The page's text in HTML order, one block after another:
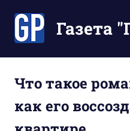
содержимомуГазета
Ваше
время
Что такое
как его